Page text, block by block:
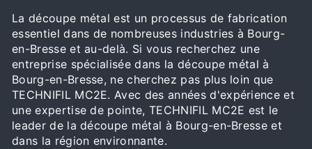
La découpe métal est un processus de fabrication
essentiel dans de nombreuses industries à Bourg-
en-Bresse et au-delà. Si vous recherchez une
entreprise spécialisée dans la découpe métal à
Bourg-en-Bresse, ne cherchez pas plus loin que
TECHNIFIL MC2E. Avec des années d'expérience et
une expertise de pointe, TECHNIFIL MC2E est le
leader de la découpe métal à Bourg-en-Bresse et
dans la région environnante.